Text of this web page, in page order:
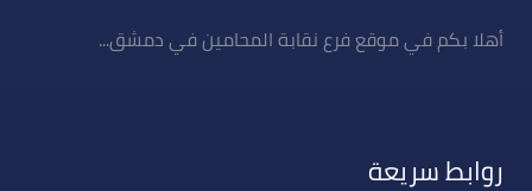
أهلا بكم في موقع فرع نقابة المحامين في دمشق...
روابط سريعة